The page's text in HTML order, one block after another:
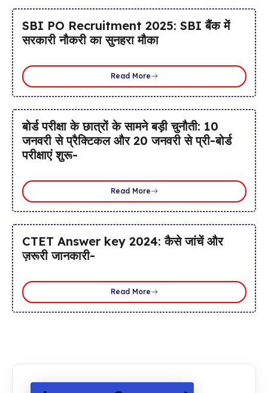
SBI PO Recruitment 2025: SBI बैंक में
सरकारी नौकरी का सुनहरा मौका
Read More
बोर्ड परीक्षा के छात्रों के सामने बड़ी चुनौती: 10
जनवरी से प्रैक्टिकल और 20 जनवरी से प्री-बोर्ड
परीक्षाएं शुरू-
Read More
CTET Answer key 2024: कैसे जांचें और
ज़रूरी जानकारी-
Read More